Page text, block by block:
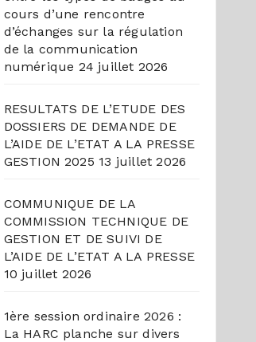
cours d’une rencontre
d’échanges sur la régulation
de la communication
numérique 24 juillet 2026
RESULTATS DE L’ETUDE DES
DOSSIERS DE DEMANDE DE
L’AIDE DE L’ETAT A LA PRESSE
GESTION 2025 13 juillet 2026
COMMUNIQUE DE LA
COMMISSION TECHNIQUE DE
GESTION ET DE SUIVI DE
L’AIDE DE L’ETAT A LA PRESSE
10 juillet 2026
1ère session ordinaire 2026 :
La HARC planche sur divers